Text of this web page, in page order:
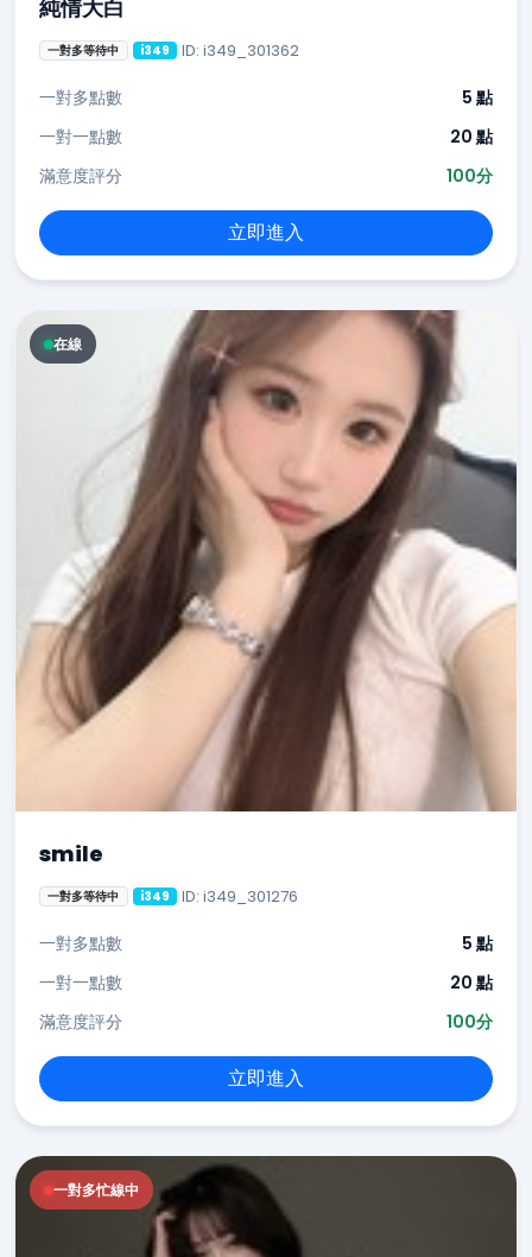
純情大白
一對多等待中 i349 ID: i349_301362
一對多點數
5 點
一對一點數
20 點
滿意度評分
100分
立即進入
在線
smile
一對多等待中 i349 ID: i349_301276
一對多點數
5 點
一對一點數
20 點
滿意度評分
100分
立即進入
一對多忙線中